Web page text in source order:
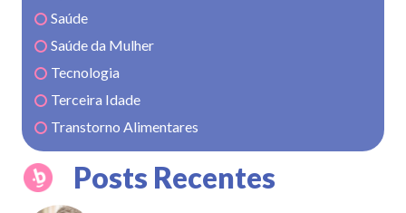
Saúde
Saúde da Mulher
Tecnologia
Terceira Idade
Transtorno Alimentares
Posts Recentes